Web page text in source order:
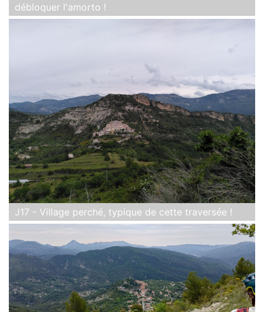
débloquer l'amorto !
J17 - Village perché, typique de cette traversée !